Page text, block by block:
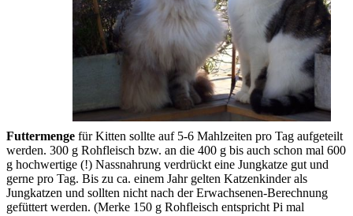
Futtermenge für Kitten sollte auf 5-6 Mahlzeiten pro Tag aufgeteilt
werden. 300 g Rohfleisch bzw. an die 400 g bis auch schon mal 600
g hochwertige (!) Nassnahrung verdrückt eine Jungkatze gut und
gerne pro Tag. Bis zu ca. einem Jahr gelten Katzenkinder als
Jungkatzen und sollten nicht nach der Erwachsenen-Berechnung
gefüttert werden. (Merke 150 g Rohfleisch entspricht Pi mal